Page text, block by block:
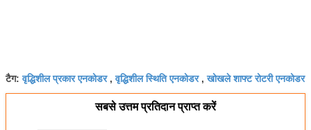
टैग:वृद्धिशील प्रकार एनकोडर,वृद्धिशील स्थिति एनकोडर,खोखले शाफ्ट रोटरी एनकोडर
सबसे उत्तम प्रतिदान प्राप्त करें